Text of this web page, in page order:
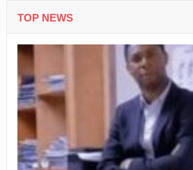
TOP NEWS